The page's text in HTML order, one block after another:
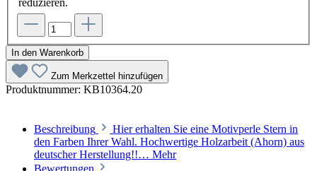
reduzieren.
In den Warenkorb
Zum Merkzettel hinzufügen
Produktnummer: KB10364.20
Beschreibung
Hier erhalten Sie eine Motivperle Stern in
den Farben Ihrer Wahl. Hochwertige Holzarbeit (Ahorn) aus
deutscher Herstellung!!… Mehr
Bewertungen